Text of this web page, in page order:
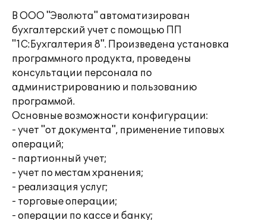
В ООО "Эволюта" автоматизирован
бухгалтерский учет с помощью ПП
"1С:Бухгалтерия 8". Произведена установка
программного продукта, проведены
консультации персонала по
администрированию и пользованию
программой.
Основные возможности конфигурации:
- учет "от документа", применение типовых
операций;
- партионный учет;
- учет по местам хранения;
- реализация услуг;
- торговые операции;
- операции по кассе и банку;